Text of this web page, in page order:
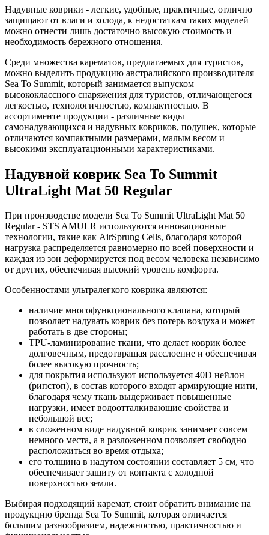
Надувные коврики - легкие, удобные, практичные, отлично
защищают от влаги и холода, к недостаткам таких моделей
можно отнести лишь достаточно высокую стоимость и
необходимость бережного отношения.
Среди множества карематов, предлагаемых для туристов,
можно выделить продукцию австралийского производителя
Sea To Summit, который занимается выпуском
высококлассного снаряжения для туристов, отличающегося
легкостью, технологичностью, компактностью. В
ассортименте продукции - различные виды
самонадувающихся и надувных ковриков, подушек, которые
отличаются компактными размерами, малым весом и
высокими эксплуатационными характеристиками.
Надувной коврик Sea To Summit
UltraLight Mat 50 Regular
При производстве модели Sea To Summit UltraLight Mat 50
Regular - STS AMULR используются инновационные
технологии, такие как AirSprung Cells, благодаря которой
нагрузка распределяется равномерно по всей поверхности и
каждая из зон деформируется под весом человека независимо
от других, обеспечивая высокий уровень комфорта.
Особенностями ультралегкого коврика являются:
наличие многофункционального клапана, который
позволяет надувать коврик без потерь воздуха и может
работать в две стороны;
TРU-ламинирование ткани, что делает коврик более
долговечным, предотвращая расслоение и обеспечивая
более высокую прочность;
для покрытия используют используется 40D нейлон
(рипстоп), в состав которого входят армирующие нити,
благодаря чему ткань выдерживает повышенные
нагрузки, имеет водоотталкивающие свойства и
небольшой вес;
в сложенном виде надувной коврик занимает совсем
немного места, а в разложенном позволяет свободно
расположиться во время отдыха;
его толщина в надутом состоянии составляет 5 см, что
обеспечивает защиту от контакта с холодной
поверхностью земли.
Выбирая подходящий каремат, стоит обратить внимание на
продукцию бренда Sea To Summit, которая отличается
большим разнообразием, надежностью, практичностью и